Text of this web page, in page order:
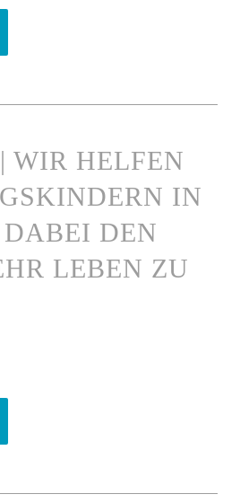
WIR HELFEN
IN
DEN
LEBEN ZU